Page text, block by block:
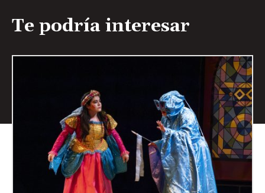
Te podría interesar